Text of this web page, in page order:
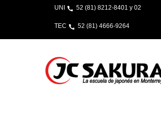
UNI 52 (81) 8212-8401 y 02
TEC 52 (81) 4666-9264